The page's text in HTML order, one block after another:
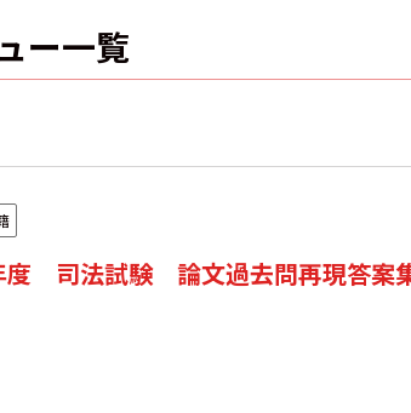
ー一覧
度 司法試験 論文過去問再現答案